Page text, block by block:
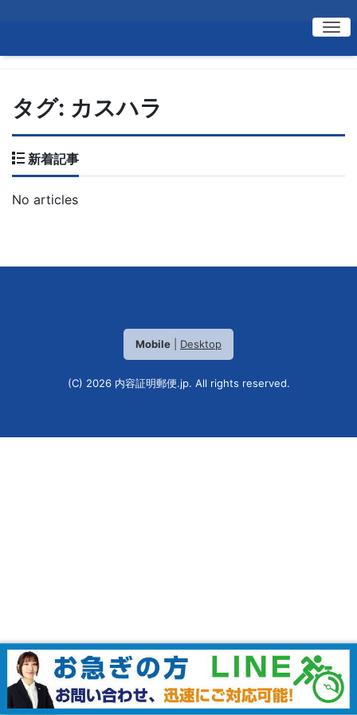
タグ: カスハラ
新着記事
No articles
Mobile Desktop
(C) 2026 内容証明郵便.jp. All rights reserved.